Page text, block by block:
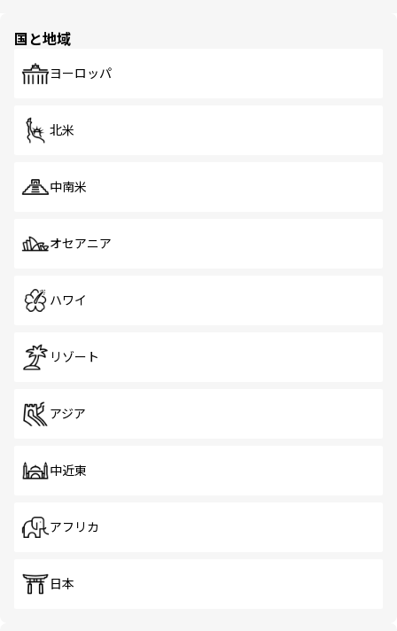
で、ホーカーズは地元の風情を楽しめる外せないスポット
国と地域
ヨーロッパ
北米
中南米
オセアニア
ハワイ
リゾート
アジア
中近東
アフリカ
日本